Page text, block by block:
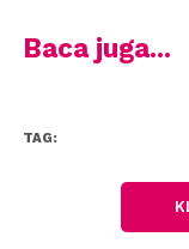
pertama, kami
Caleg untuk
penguatan kader
Baca juga...
TAG: